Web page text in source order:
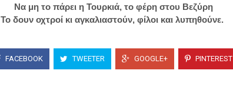
Να μη το πάρει η Τουρκιά, το φέρη στου Βεζύρη
Το δουν οχτροί κι αγκαλιαστούν, φίλοι και λυπηθούνε.
FACEBOOK TWEETER GOOGLE+ PINTEREST